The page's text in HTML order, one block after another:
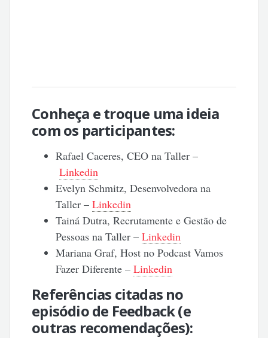
Conheça e troque uma ideia
com os participantes:
Rafael Caceres, CEO na Taller –
Linkedin
Evelyn Schmitz, Desenvolvedora na
Taller –Linkedin
Tainá Dutra, Recrutamente e Gestão de
Pessoas na Taller –Linkedin
Mariana Graf, Host no Podcast Vamos
Fazer Diferente –Linkedin
Referências citadas no
episódio de Feedback (e
outras recomendações):